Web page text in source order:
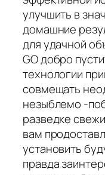
улучшить в
домашние
для удачной
GO добро
технологии
совмещать
незыблемо -
разведке
вам
установить
правда